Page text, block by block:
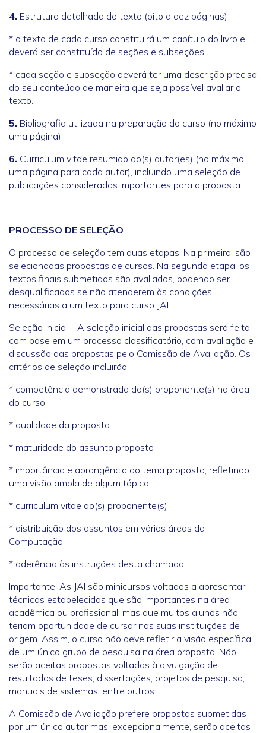
4. Estrutura detalhada do texto (oito a dez páginas)
* o texto de cada curso constituirá um capítulo do livro e
deverá ser constituído de seções e subseções;
* cada seção e subseção deverá ter uma descrição precisa
do seu conteúdo de maneira que seja possível avaliar o
texto.
5. Bibliografia utilizada na preparação do curso (no máximo
uma página).
6. Curriculum vitae resumido do(s) autor(es) (no máximo
uma página para cada autor), incluindo uma seleção de
publicações consideradas importantes para a proposta.
PROCESSO DE SELEÇÃO
O processo de seleção tem duas etapas. Na primeira, são
selecionadas propostas de cursos. Na segunda etapa, os
textos finais submetidos são avaliados, podendo ser
desqualificados se não atenderem às condições
necessárias a um texto para curso JAI.
Seleção inicial – A seleção inicial das propostas será feita
com base em um processo classificatório, com avaliação e
discussão das propostas pelo Comissão de Avaliação. Os
critérios de seleção incluirão:
* competência demonstrada do(s) proponente(s) na área
do curso
* qualidade da proposta
* maturidade do assunto proposto
* importância e abrangência do tema proposto, refletindo
uma visão ampla de algum tópico
* curriculum vitae do(s) proponente(s)
* distribuição dos assuntos em várias áreas da
Computação
* aderência às instruções desta chamada
Importante: As JAI são minicursos voltados a apresentar
técnicas estabelecidas que são importantes na área
acadêmica ou profissional, mas que muitos alunos não
teriam oportunidade de cursar nas suas instituições de
origem. Assim, o curso não deve refletir a visão específica
de um único grupo de pesquisa na área proposta. Não
serão aceitas propostas voltadas à divulgação de
resultados de teses, dissertações, projetos de pesquisa,
manuais de sistemas, entre outros.
A Comissão de Avaliação prefere propostas submetidas
por um único autor mas, excepcionalmente, serão aceitas